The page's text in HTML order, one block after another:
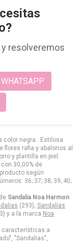
color negra . Estilosa
flores rafia y abalorios al
y plantilla en piel.
con 30,00% de
según
36; 37; 38; 39; 40;
Sandalia Noa Harmon
(293), Sandalias
y a la marca Noa
características a
"Sandalias",
resolveremos